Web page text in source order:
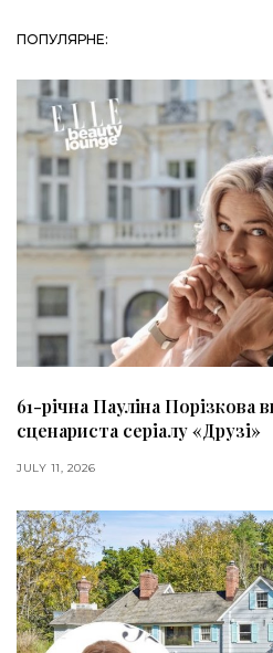
ПОПУЛЯРНЕ:
61-річна Пауліна Порізкова
сценариста серіалу «Друзі»
JULY 11, 2026